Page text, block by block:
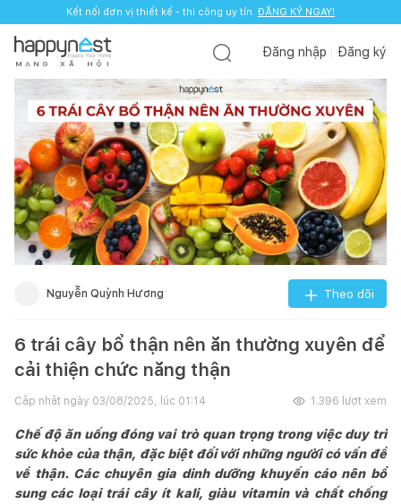
Kết nối đơn vị thiết kế - thi công uy tín. ĐĂNG KÝ NGAY!
M Ạ N G X Ã H Ộ I
Đăng nhập Đăng ký
Nguyễn Quỳnh Hương Theo dõi
6 trái cây bổ thận nên ăn thường xuyên để
cải thiện chức năng thận
Cập nhật ngày 03/08/2025, lúc 01:14 1.396 lượt xem
Chế độ ăn uống đóng vai trò quan trọng trong việc duy trì
sức khỏe của thận, đặc biệt đối với những người có vấn đề
về thận. Các chuyên gia dinh dưỡng khuyến cáo nên bổ
sung các loại trái cây ít kali, giàu vitamin và chất chống